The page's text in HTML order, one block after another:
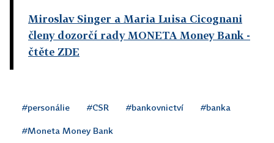
Miroslav Singer a Maria Luisa Cicognani
členy dozorčí rady MONETA Money Bank -
čtěte ZDE
#personálie #CSR #bankovnictví #banka
#Moneta Money Bank